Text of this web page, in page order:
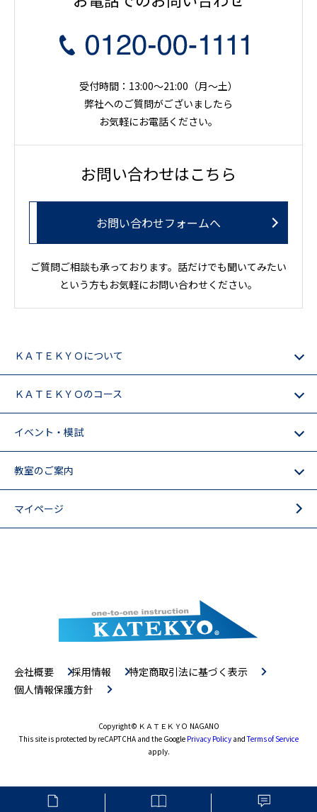
受付時間：13:00～21:00（月〜土）
弊社へのご質問がございましたら
お気軽にお電話ください。
お問い合わせはこちら
お問い合わせフォームへ
ご質問ご相談も承っております。話だけでも聞いてみたい
という方もお気軽にお問い合わせください。
ＫＡＴＥＫＹＯについて
ＫＡＴＥＫＹＯのコース
イベント・模試
教室のご案内
マイページ
会社概要 採用情報
特定商取引法に基づく表示
個人情報保護方針
Copyright© ＫＡＴＥＫＹＯ NAGANO
This site is protected by reCAPTCHA and the Google Privacy PolicyandTerms of Service
apply.